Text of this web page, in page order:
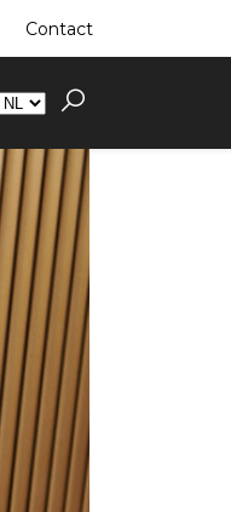
Contact